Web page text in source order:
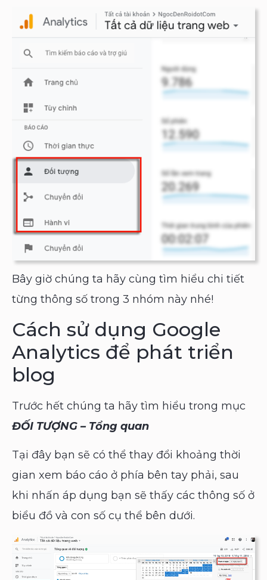
Bây giờ chúng ta hãy cùng tìm hiểu chi tiết
từng thông số trong 3 nhóm này nhé!
Cách sử dụng Google
Analytics để phát triển
blog
Trước hết chúng ta hãy tìm hiểu trong mục
ĐỐI TƯỢNG – Tổng quan
Tại đây bạn sẽ có thể thay đổi khoảng thời
gian xem báo cáo ở phía bên tay phải, sau
khi nhấn áp dụng bạn sẽ thấy các thông số ở
biểu đồ và con số cụ thể bên dưới.